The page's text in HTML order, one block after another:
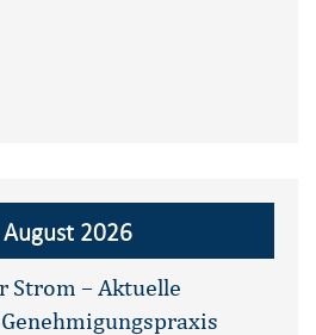
2026
Strom – Aktuelle